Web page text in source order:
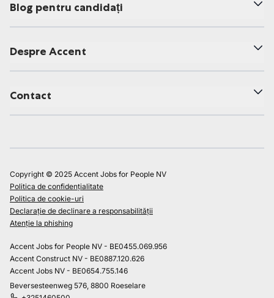
Blog pentru candidați
Despre Accent
Contact
Copyright © 2025 Accent Jobs for People NV
Politica de confidențialitate
Politica de cookie-uri
Declarație de declinare a responsabilității
Atenție la phishing
Accent Jobs for People NV - BE0455.069.956
Accent Construct NV - BE0887.120.626
Accent Jobs NV - BE0654.755.146
Beversesteenweg 576, 8800 Roeselare